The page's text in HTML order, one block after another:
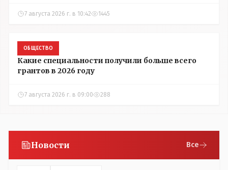
7 августа 2026 г. в 10:42 1445
ОБЩЕСТВО
Какие специальности получили больше всего
грантов в 2026 году
7 августа 2026 г. в 09:00 288
Новости Все